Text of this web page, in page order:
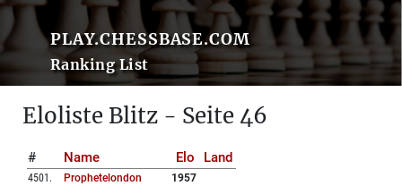
PLAY.CHESSBASE.COM
Ranking List
Eloliste Blitz - Seite 46
# Name Elo Land
4501 . Prophetelondon
1957